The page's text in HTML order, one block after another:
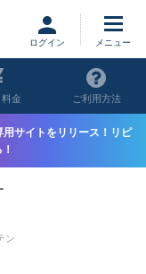
ログイン
金 ご利用方法
サイトをリリース！リピ
ン